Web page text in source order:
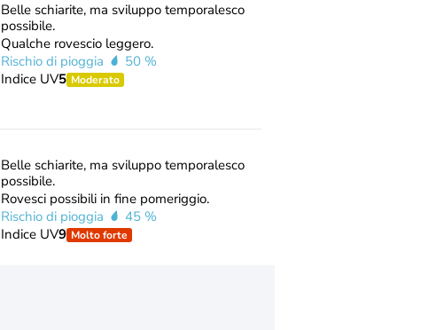
Belle schiarite, ma sviluppo temporalesco
possibile.
Qualche rovescio leggero.
Rischio di pioggia
50 %
Indice UV5 Moderato
Belle schiarite, ma sviluppo temporalesco
possibile.
Rovesci possibili in fine pomeriggio.
Rischio di pioggia
45 %
Indice UV9 Molto forte